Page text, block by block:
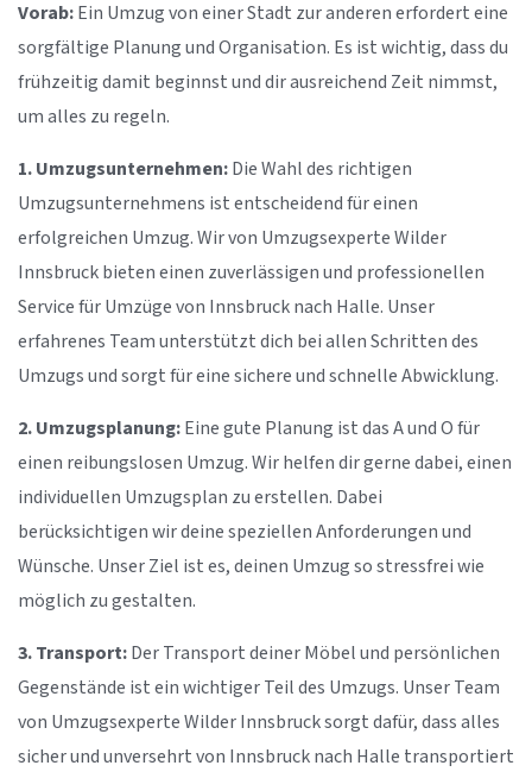
Vorab:Ein Umzug von einer Stadt zur anderen erfordert eine
sorgfältige Planung und Organisation. Es ist wichtig, dass du
frühzeitig damit beginnst und dir ausreichend Zeit nimmst,
um alles zu regeln.
1. Umzugsunternehmen:Die Wahl des richtigen
Umzugsunternehmens ist entscheidend für einen
erfolgreichen Umzug. Wir von Umzugsexperte Wilder
Innsbruck bieten einen zuverlässigen und professionellen
Service für Umzüge von Innsbruck nach Halle. Unser
erfahrenes Team unterstützt dich bei allen Schritten des
Umzugs und sorgt für eine sichere und schnelle Abwicklung.
2. Umzugsplanung:Eine gute Planung ist das A und O für
einen reibungslosen Umzug. Wir helfen dir gerne dabei, einen
individuellen Umzugsplan zu erstellen. Dabei
berücksichtigen wir deine speziellen Anforderungen und
Wünsche. Unser Ziel ist es, deinen Umzug so stressfrei wie
möglich zu gestalten.
3. Transport:Der Transport deiner Möbel und persönlichen
Gegenstände ist ein wichtiger Teil des Umzugs. Unser Team
von Umzugsexperte Wilder Innsbruck sorgt dafür, dass alles
sicher und unversehrt von Innsbruck nach Halle transportiert